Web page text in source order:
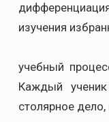
изучения
учебный
Каждый
столярное